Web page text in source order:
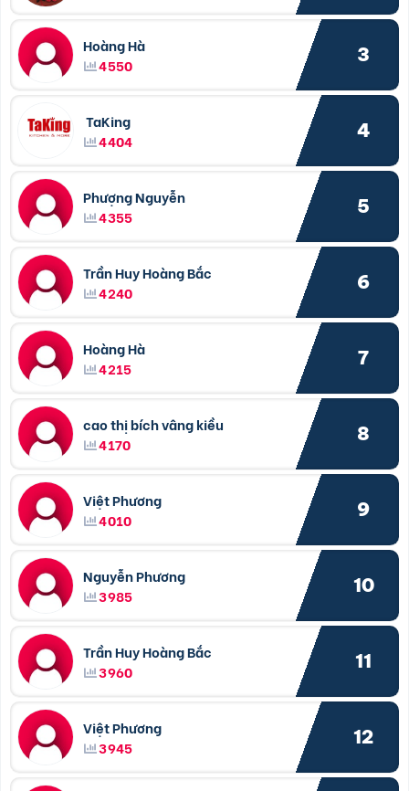
Hoàng Hà
4550
3
TaKing
4404
4
Phượng Nguyễn
4355
5
Trần Huy Hoàng Bắc
4240
6
Hoàng Hà
4215
7
cao thị bích vâng kiều
4170
8
Việt Phương
4010
9
Nguyễn Phương
3985
10
Trần Huy Hoàng Bắc
3960
11
Việt Phương
3945
12